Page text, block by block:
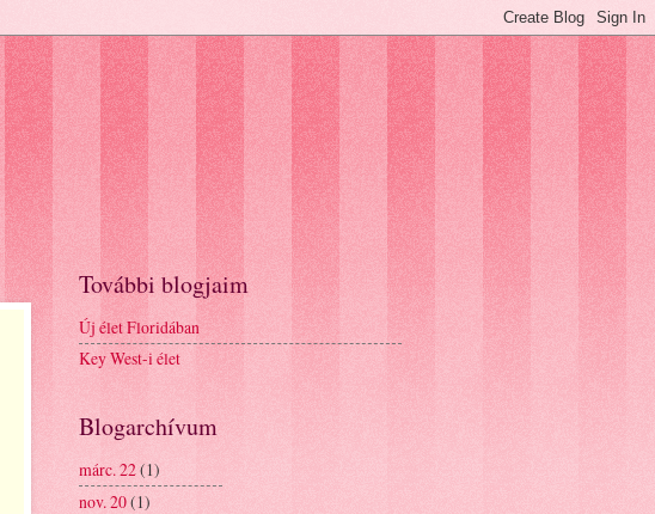
További blogjaim
Új élet Floridában
Key West-i élet
Blogarchívum
márc. 22(1)
nov. 20(1)